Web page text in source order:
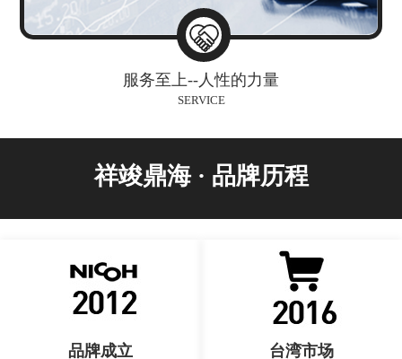
服务至上--人性的力量
SERVICE
祥竣鼎海 · 品牌历程
品牌成立 台湾市场